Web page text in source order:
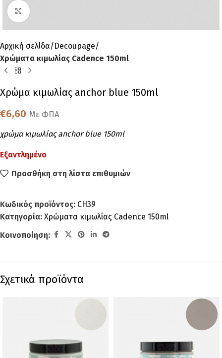
Click to enlarge
Αρχική σελίδα Decoupage
Χρώματα κιμωλίας Cadence 150ml
Χρώμα κιμωλίας anchor blue 150ml
€6,60 Με ΦΠΑ
χρώμα κιμωλίας anchor blue 150ml
Εξαντλημένο
Προσθήκη στη λίστα επιθυμιών
Κωδικός προϊόντος: CH39
Κατηγορία: Χρώματα κιμωλίας Cadence 150ml
Κοινοποίηση:
Σχετικά προϊόντα